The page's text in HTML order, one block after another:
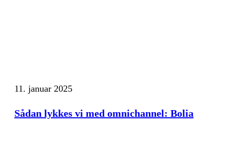
11. januar 2025
Sådan lykkes vi med omnichannel: Bolia